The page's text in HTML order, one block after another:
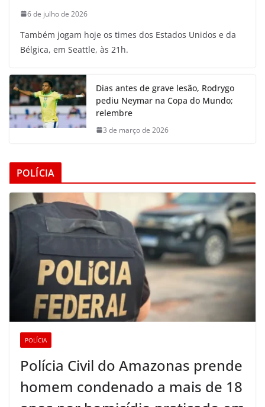
6 de julho de 2026
Também jogam hoje os times dos Estados Unidos e da
Bélgica, em Seattle, às 21h.
Dias antes de grave lesão, Rodrygo
pediu Neymar na Copa do Mundo;
relembre
3 de março de 2026
POLÍCIA
POLÍCIA
Polícia Civil do Amazonas prende
homem condenado a mais de 18